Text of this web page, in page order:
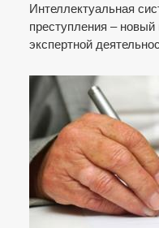
Интеллектуальная
преступления –
экспертной